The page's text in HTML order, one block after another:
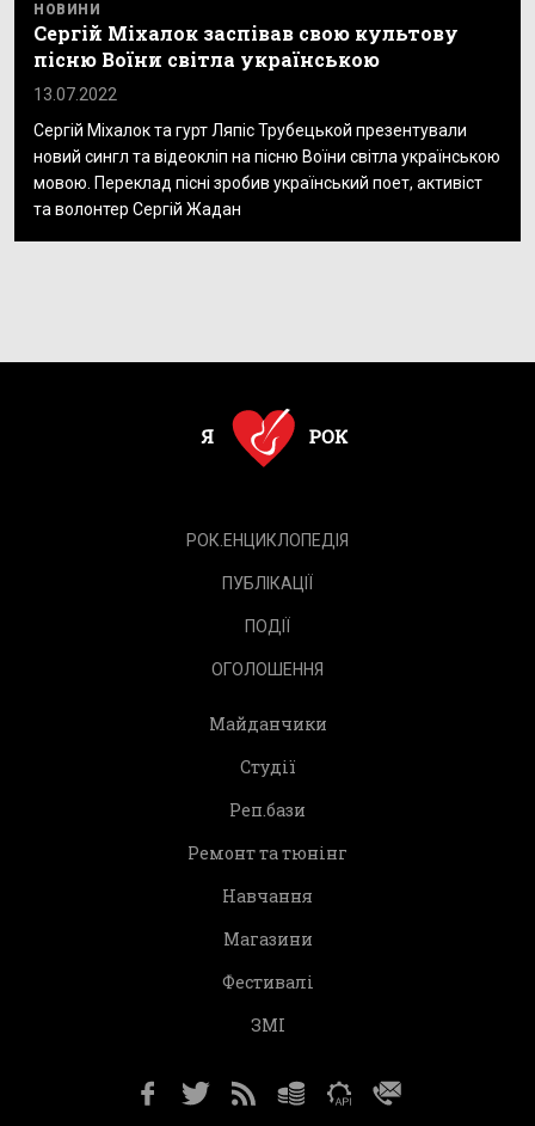
НОВИНИ
Сергій Міхалок заспівав свою культову
пісню Воїни світла українською
13.07.2022
Сергій Міхалок та гурт Ляпіс Трубецькой презентували
новий сингл та відеокліп на пісню Воїни світла українською
мовою. Переклад пісні зробив український поет, активіст
та волонтер Сергій Жадан
РОК.ЕНЦИКЛОПЕДІЯ
ПУБЛІКАЦІЇ
ПОДІЇ
ОГОЛОШЕННЯ
Майданчики
Студії
Реп.бази
Ремонт та тюнінг
Навчання
Магазини
Фестивалі
ЗМІ